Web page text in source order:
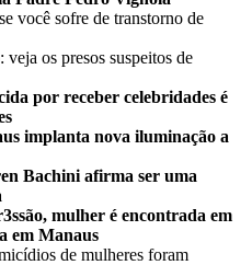
você sofre de transtorno de
os presos suspeitos de
por receber celebridades é
implanta nova iluminação a
Bachini afirma ser uma
mulher é encontrada em
em Manaus
de mulheres foram